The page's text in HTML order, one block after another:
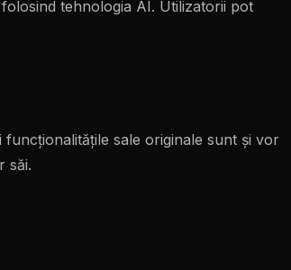
tehnologia AI. Utilizatorii pot
sale originale sunt și vor
săi.